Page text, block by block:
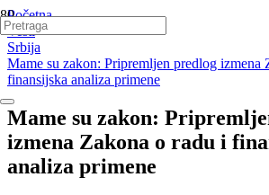
Početna
Vesti
Srbija
Mame su zakon: Pripremljen predlog izmena
finansijska analiza primene
Mame su zakon:
izmena Zakona o radu i
analiza primene